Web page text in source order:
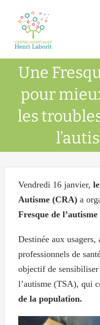
Une
pour
les
Vendredi16 janvier,
Autisme (CRA)a
Fresquede l’autisme
Destinée aux usagers,
professionnels de
objectif de
l’autisme (TSA), qui
de la population.